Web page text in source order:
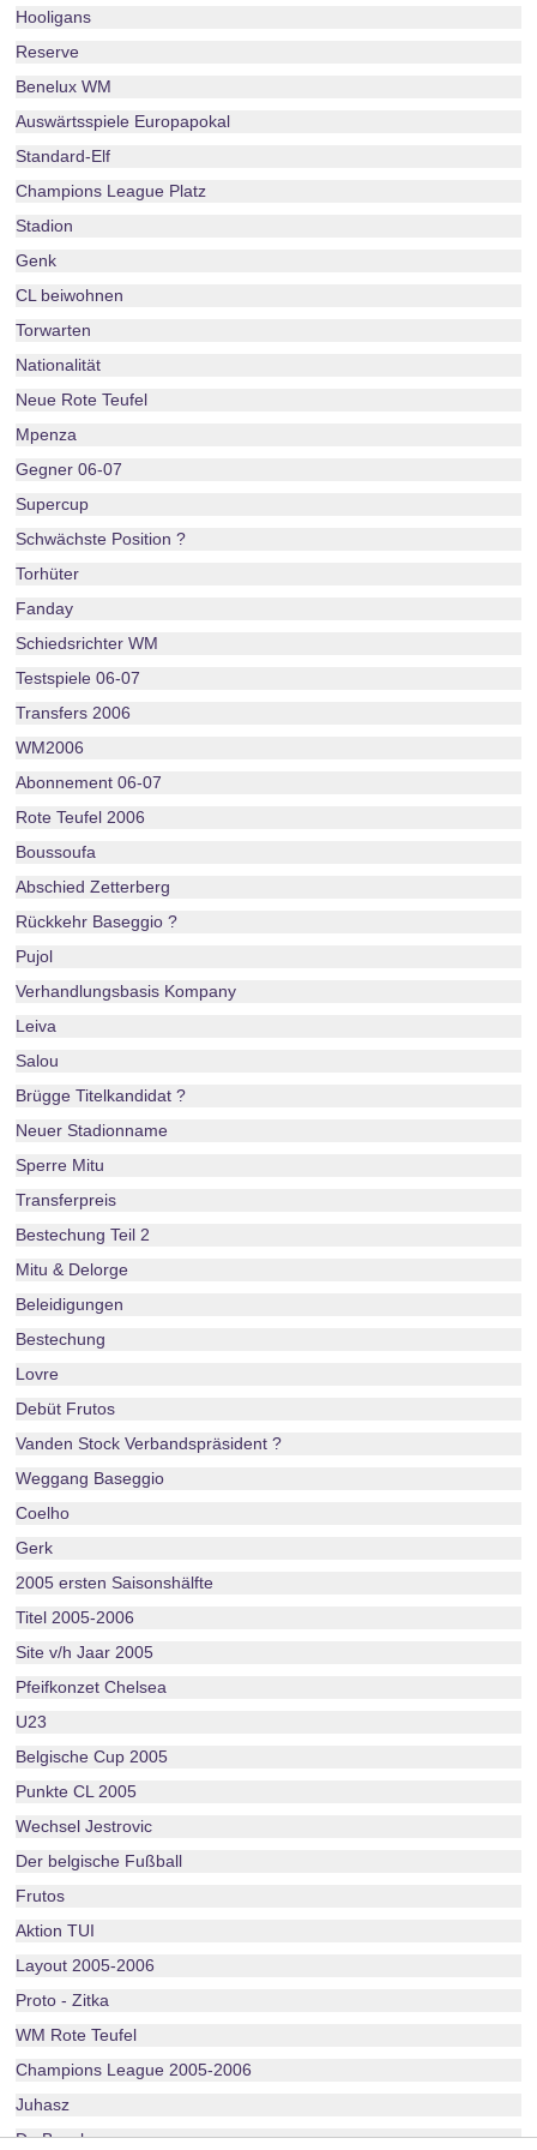
Hooligans
Reserve
Benelux WM
Auswärtsspiele Europapokal
Standard-Elf
Champions League Platz
Stadion
Genk
CL beiwohnen
Torwarten
Nationalität
Neue Rote Teufel
Mpenza
Gegner 06-07
Supercup
Schwächste Position ?
Torhüter
Fanday
Schiedsrichter WM
Testspiele 06-07
Transfers 2006
WM2006
Abonnement 06-07
Rote Teufel 2006
Boussoufa
Abschied Zetterberg
Rückkehr Baseggio ?
Pujol
Verhandlungsbasis Kompany
Leiva
Salou
Brügge Titelkandidat ?
Neuer Stadionname
Sperre Mitu
Transferpreis
Bestechung Teil 2
Mitu & Delorge
Beleidigungen
Bestechung
Lovre
Debüt Frutos
Vanden Stock Verbandspräsident ?
Weggang Baseggio
Coelho
Gerk
2005 ersten Saisonshälfte
Titel 2005-2006
Site v/h Jaar 2005
Pfeifkonzet Chelsea
U23
Belgische Cup 2005
Punkte CL 2005
Wechsel Jestrovic
Der belgische Fußball
Frutos
Aktion TUI
Layout 2005-2006
Proto - Zitka
WM Rote Teufel
Champions League 2005-2006
Juhasz
De Boeck